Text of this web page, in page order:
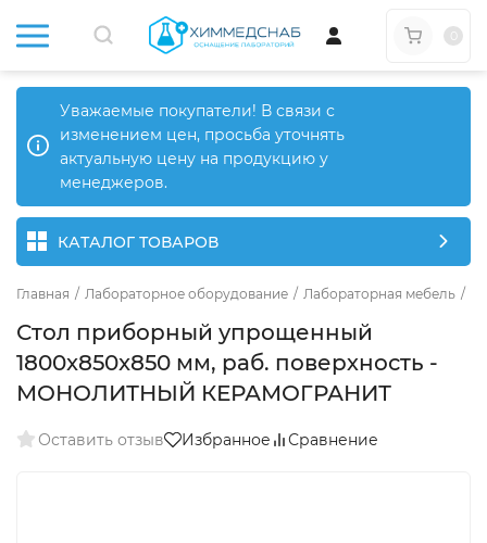
Уважаемые покупатели! В связи с
изменением цен, просьба уточнять
актуальную цену на продукцию у
менеджеров.
КАТАЛОГ ТОВАРОВ
Главная / Лабораторное оборудование / Лабораторная мебель /
Стол приборный упрощенный
1800x850x850 мм, раб. поверхность -
МОНОЛИТНЫЙ КЕРАМОГРАНИТ
Оставить отзыв Избранное Сравнение